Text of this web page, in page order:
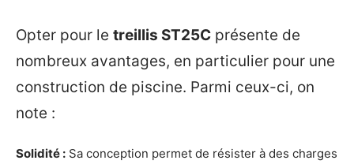
Opter pour le treillis ST25C présente de
nombreux avantages, en particulier pour une
construction de piscine. Parmi ceux-ci, on
note :
Solidité : Sa conception permet de résister à des charges